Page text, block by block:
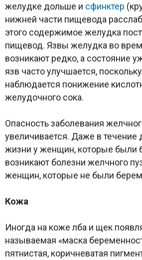
желудке дольше и сфинктер
нижней части пищевода
этого содержимое желудка
пищевод. Язвы желудка во
возникают редко, а состояние
язв часто улучшается,
наблюдается понижение
желудочного сока.
Опасность заболевания
увеличивается. Даже в течение
жизни у женщин, которые были
возникают болезни желчного
женщин, которые не были
Кожа
Иногда на коже лба и щек
называемая «маска
пятнистая, коричневатая